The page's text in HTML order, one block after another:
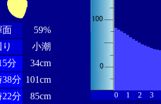
面
59%
小潮
分
34cm
38分 101cm
22分
85cm
0 1 2 3